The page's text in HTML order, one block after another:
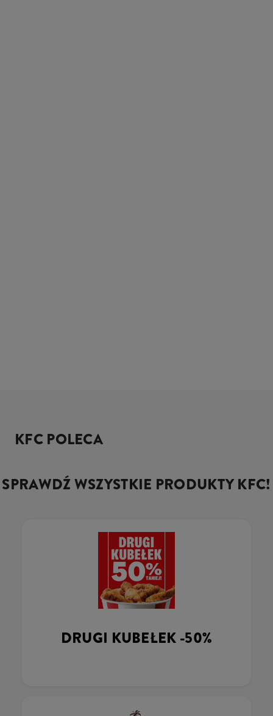
KFC POLECA
SPRAWDŹ WSZYSTKIE PRODUKTY KFC!
DRUGI KUBEŁEK -50%